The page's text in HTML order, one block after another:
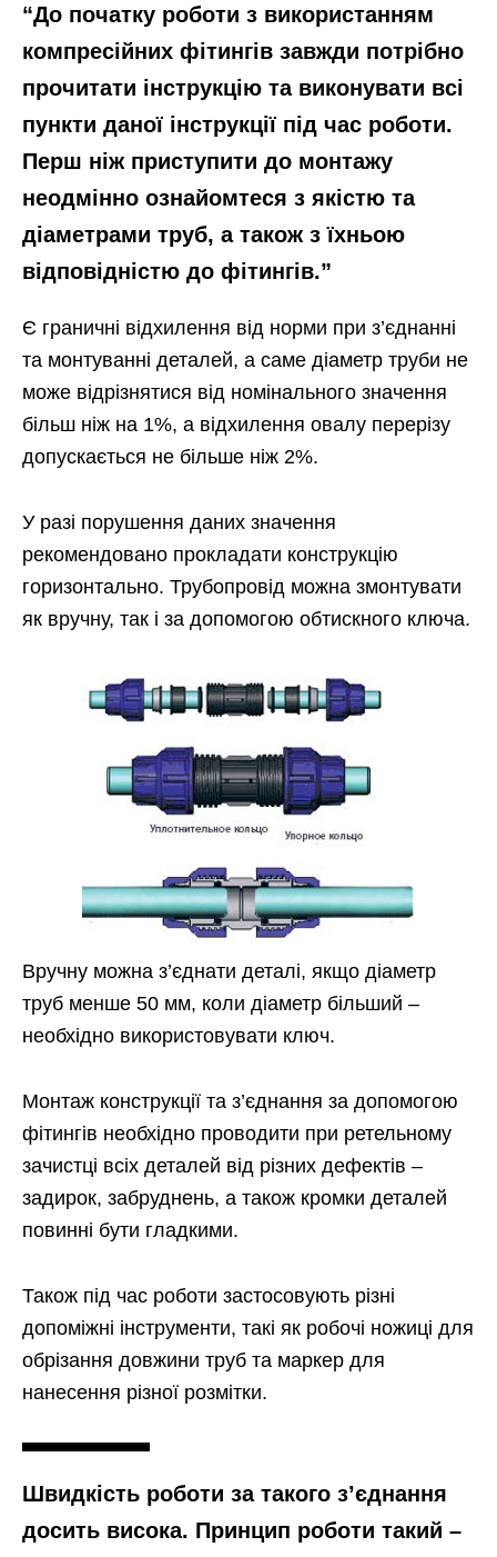
“До початку роботи з використанням
компресійних фітингів завжди потрібно
прочитати інструкцію та виконувати всі
пункти даної інструкції під час роботи.
Перш ніж приступити до монтажу
неодмінно ознайомтеся з якістю та
діаметрами труб, а також з їхньою
відповідністю до фітингів.”
Є граничні відхилення від норми при з’єднанні
та монтуванні деталей, а саме діаметр труби не
може відрізнятися від номінального значення
більш ніж на 1%, а відхилення овалу перерізу
допускається не більше ніж 2%.
У разі порушення даних значення
рекомендовано прокладати конструкцію
горизонтально. Трубопровід можна змонтувати
як вручну, так і за допомогою обтискного ключа.
Вручну можна з’єднати деталі, якщо діаметр
труб менше 50 мм, коли діаметр більший –
необхідно використовувати ключ.
Монтаж конструкції та з’єднання за допомогою
фітингів необхідно проводити при ретельному
зачистці всіх деталей від різних дефектів –
задирок, забруднень, а також кромки деталей
повинні бути гладкими.
Також під час роботи застосовують різні
допоміжні інструменти, такі як робочі ножиці для
обрізання довжини труб та маркер для
нанесення різної розмітки.
Швидкість роботи за такого з’єднання
досить висока. Принцип роботи такий –